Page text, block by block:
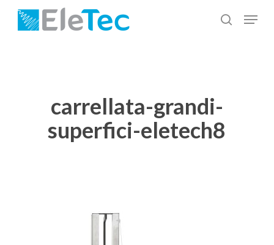
Salta
cerca
Menu
carrellata-grandi-
superfici-eletech8